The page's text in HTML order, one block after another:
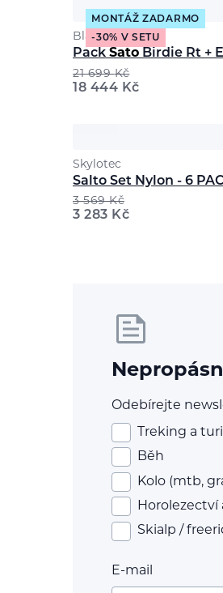
MONTÁŽ ZADARMO
-30% V SETU
Black Crows
Pack Sato Birdie Rt +
21 699Kč
18 444 Kč
Skylotec
Salto Set Nylon - 6
3 569Kč
3 283 Kč
Odebírejte
Treking a
Běh
Kolo (mtb,
Horolezectví
Skialp /
E-mail